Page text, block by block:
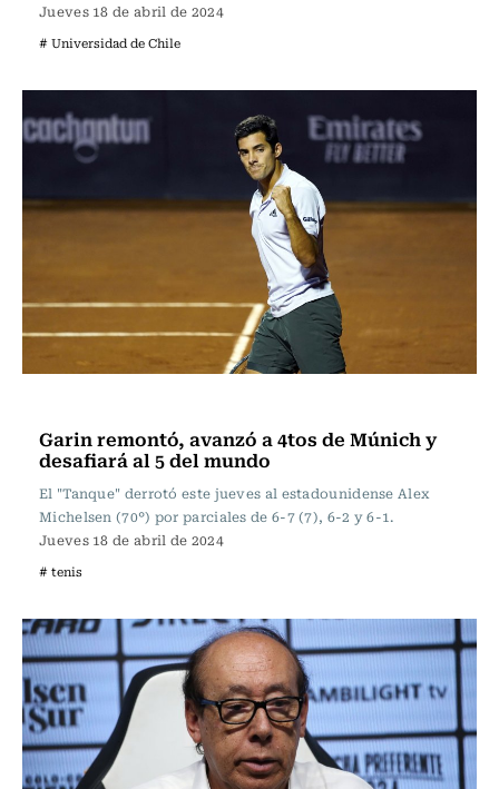
Jueves 18 de abril de 2024
# Universidad de Chile
Garin remontó, avanzó a 4tos de Múnich y
desafiará al 5 del mundo
El "Tanque" derrotó este jueves al estadounidense Alex
Michelsen (70°) por parciales de 6-7 (7), 6-2 y 6-1.
Jueves 18 de abril de 2024
# tenis